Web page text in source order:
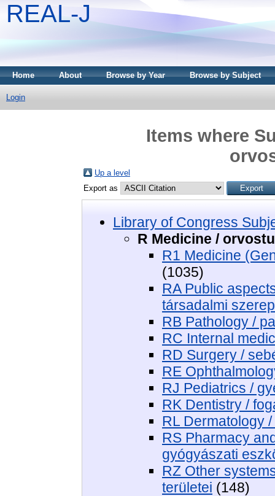
REAL-J
Home About Browse by Year Browse by Subject
Login
Items where
Up a level
Export as
Library of Congress
R Medicine /
R1 Medicine
(1035)
RA Public
társadalmi
RB Pathology /
RC Internal
RD Surgery /
RE
RJ Pediatrics /
RK Dentistry /
RL Dermatology
RS Pharmacy
gyógyászati
RZ Other
területei (148)